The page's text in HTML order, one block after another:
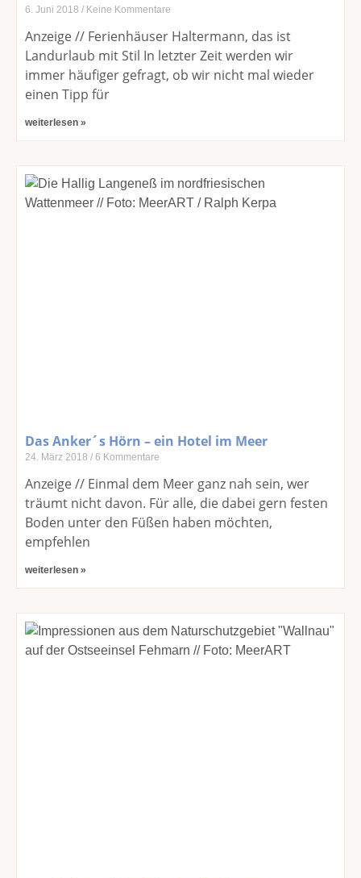
6. Juni 2018 Keine Kommentare
Anzeige // Ferienhäuser Haltermann, das ist
Landurlaub mit Stil In letzter Zeit werden wir
immer häufiger gefragt, ob wir nicht mal wieder
einen Tipp für
weiterlesen »
Das Anker´s Hörn – ein Hotel im Meer
24. März 2018 6 Kommentare
Anzeige // Einmal dem Meer ganz nah sein, wer
träumt nicht davon. Für alle, die dabei gern festen
Boden unter den Füßen haben möchten,
empfehlen
weiterlesen »